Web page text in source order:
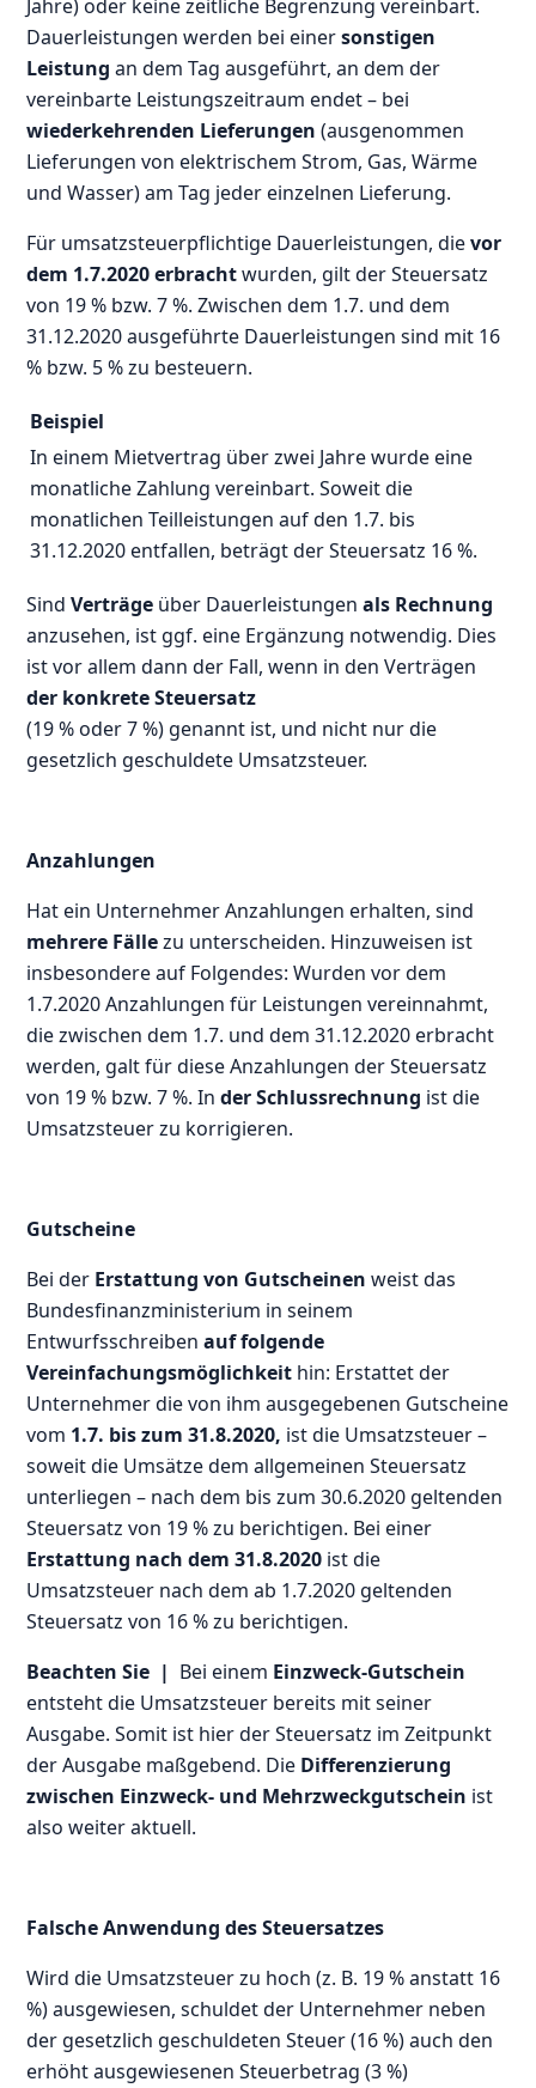
Jahre) oder keine zeitliche Begrenzung vereinbart.
Dauerleistungen werden bei einersonstigen
Leistung an dem Tag ausgeführt, an dem der
vereinbarte Leistungszeitraum endet – bei
wiederkehrenden Lieferungen(ausgenommen
Lieferungen von elektrischem Strom, Gas, Wärme
und Wasser) am Tag jeder einzelnen Lieferung.
Für umsatzsteuerpflichtige Dauerleistungen, dievor
dem 1.7.2020 erbrachtwurden, gilt der Steuersatz
von 19 % bzw. 7 %. Zwischen dem 1.7. und dem
31.12.2020 ausgeführte Dauerleistungen sind mit 16
% bzw. 5 % zu besteuern.
Beispiel
In einem Mietvertrag über zwei Jahre wurde eine
monatliche Zahlung vereinbart. Soweit die
monatlichen Teilleistungen auf den 1.7. bis
31.12.2020 entfallen, beträgt der Steuersatz 16 %.
SindVerträge über Dauerleistungenals Rechnung
anzusehen, ist ggf. eine Ergänzung notwendig. Dies
ist vor allem dann der Fall, wenn in den Verträgen
der konkrete Steuersatz
(19 % oder 7 %) genannt ist, und nicht nur die
gesetzlich geschuldete Umsatzsteuer.
Anzahlungen
Hat ein Unternehmer Anzahlungen erhalten, sind
mehrere Fällezu unterscheiden. Hinzuweisen ist
insbesondere auf Folgendes: Wurden vor dem
1.7.2020 Anzahlungen für Leistungen vereinnahmt,
die zwischen dem 1.7. und dem 31.12.2020 erbracht
werden, galt für diese Anzahlungen der Steuersatz
von 19 % bzw. 7 %. Inder Schlussrechnung ist die
Umsatzsteuer zu korrigieren.
Gutscheine
Bei der Erstattung von Gutscheinenweist das
Bundesfinanzministerium in seinem
Entwurfsschreibenauf folgende
Vereinfachungsmöglichkeit hin: Erstattet der
Unternehmer die von ihm ausgegebenen Gutscheine
vom 1.7. bis zum 31.8.2020, ist die Umsatzsteuer –
soweit die Umsätze dem allgemeinen Steuersatz
unterliegen – nach dem bis zum 30.6.2020 geltenden
Steuersatz von 19 % zu berichtigen. Bei einer
Erstattung nach dem 31.8.2020 ist die
Umsatzsteuer nach dem ab 1.7.2020 geltenden
Steuersatz von 16 % zu berichtigen.
Beachten Sie | Bei einem Einzweck-Gutschein
entsteht die Umsatzsteuer bereits mit seiner
Ausgabe. Somit ist hier der Steuersatz im Zeitpunkt
der Ausgabe maßgebend. Die Differenzierung
zwischen Einzweck- und Mehrzweckgutschein ist
also weiter aktuell.
Falsche Anwendung des Steuersatzes
Wird die Umsatzsteuer zu hoch (z. B. 19 % anstatt 16
%) ausgewiesen, schuldet der Unternehmer neben
der gesetzlich geschuldeten Steuer (16 %) auch den
erhöht ausgewiesenen Steuerbetrag (3 %)